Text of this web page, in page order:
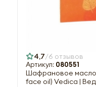
4,7 6 отзывов
Артикул: 080551
Шафрановое масло
face oil) Vedica |